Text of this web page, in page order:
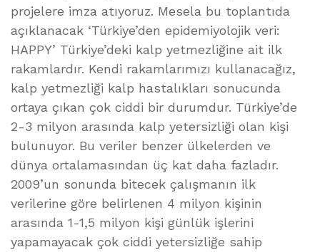
projelere imza atıyoruz. Mesela bu toplantıda
açıklanacak ‘Türkiye’den epidemiyolojik veri:
HAPPY’ Türkiye’deki kalp yetmezliğine ait ilk
rakamlardır. Kendi rakamlarımızı kullanacağız,
kalp yetmezliği kalp hastalıkları sonucunda
ortaya çıkan çok ciddi bir durumdur. Türkiye’de
2-3 milyon arasında kalp yetersizliği olan kişi
bulunuyor. Bu veriler benzer ülkelerden ve
dünya ortalamasından üç kat daha fazladır.
2009’un sonunda bitecek çalışmanın ilk
verilerine göre belirlenen 4 milyon kişinin
arasında 1-1,5 milyon kişi günlük işlerini
yapamayacak çok ciddi yetersizliğe sahip